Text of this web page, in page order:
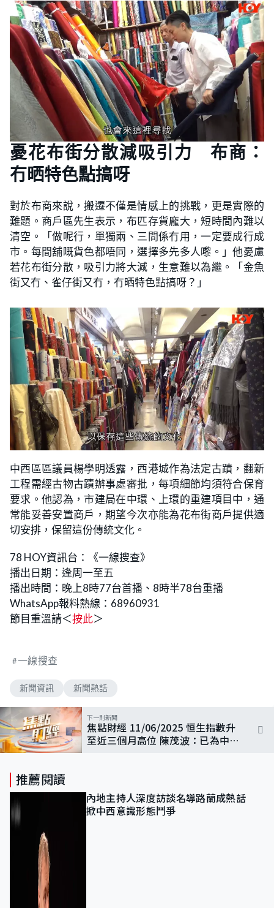
憂花布街分散減吸引力 布商：
冇晒特色點搞呀
對於布商來說，搬遷不僅是情感上的挑戰，更是實際的
難題。商戶區先生表示，布匹存貨龐大，短時間內難以
清空。「做呢行，單獨兩、三間係冇用，一定要成行成
市。每間舖嘅貨色都唔同，選擇多先多人嚟。」他憂慮
若花布街分散，吸引力將大減，生意難以為繼。「金魚
街又冇、雀仔街又冇，冇晒特色點搞呀？」
中西區區議員楊學明透露，西港城作為法定古蹟，翻新
工程需經古物古蹟辦事處審批，每項細節均須符合保育
要求。他認為，市建局在中環、上環的重建項目中，通
常能妥善安置商戶，期望今次亦能為花布街商戶提供適
切安排，保留這份傳統文化。
78 HOY資訊台：《一線搜查》
播出日期：逢周一至五
播出時間：晚上8時77台首播、8時半78台重播
WhatsApp報料熱線：68960931
節目重溫請＜按此＞
一線搜查
新聞資訊 新聞熱話
下一則新聞
焦點財經 11/06/2025 恒生指數升
至近三個月高位 陳茂波：已為中概
推薦閱讀
內地主持人深度訪談名導路蘭成熱話
掀中西意識形態鬥爭